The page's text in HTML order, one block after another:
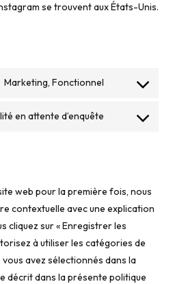
se trouvent aux États-Unis.
Marketing, Fonctionnel
en attente d’enquête
web pour la première fois, nous
contextuelle avec une explication
cliquez sur « Enregistrer les
à utiliser les catégories de
avez sélectionnés dans la
décrit dans la présente politique